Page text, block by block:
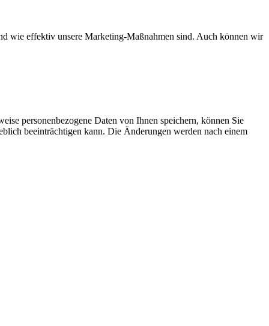
wie effektiv unsere Marketing-Maßnahmen sind. Auch können wir
personenbezogene Daten von Ihnen speichern, können Sie
beeinträchtigen kann. Die Änderungen werden nach einem